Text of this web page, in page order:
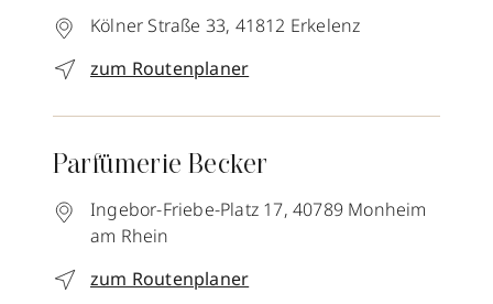
Kölner Straße 33, 41812 Erkelenz
zum Routenplaner
Parfümerie Becker
Ingebor-Friebe-Platz 17, 40789 Monheim
am Rhein
zum Routenplaner